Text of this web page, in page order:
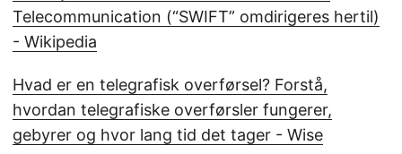
Telecommunication (“SWIFT” omdirigeres hertil)
- Wikipedia
Hvad er en telegrafisk overførsel? Forstå,
hvordan telegrafiske overførsler fungerer,
gebyrer og hvor lang tid det tager - Wise